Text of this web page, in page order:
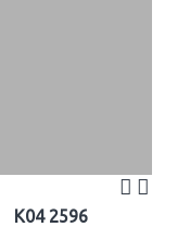
K04 2596